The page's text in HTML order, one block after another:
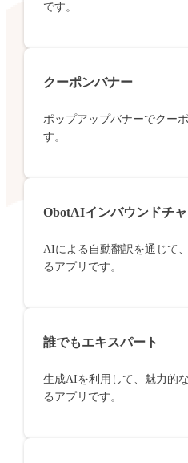
です。
クーポンバナー
ポップアップバナーでクー
す。
ObotAIインバウンドチャ
AIによる自動翻訳を通じて
るアプリです。
誰でもエキスパート
生成AIを利用して、魅力的
るアプリです。